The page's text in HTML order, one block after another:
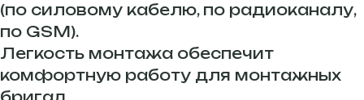
(по силовому кабелю, по радиоканалу,
по GSM).
Легкость монтажа обеспечит
комфортную работу для монтажных